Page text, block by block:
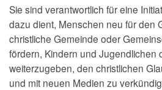
Sie sind verantwortlich für eine
dazu dient, Menschen neu für den
christliche Gemeinde oder
fördern, Kindern und Jugendlichen
weiterzugeben, den christlichen
und mit neuen Medien zu